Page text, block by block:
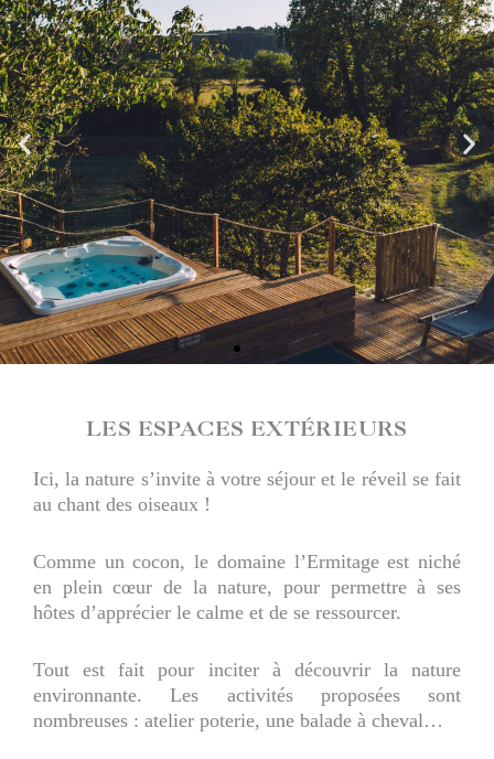
LES ESPACES EXTÉRIEURS
Ici, la nature s’invite à votre séjour et le réveil se fait
au chant des oiseaux !
Comme un cocon, le domaine l’Ermitage est niché
en plein cœur de la nature, pour permettre à ses
hôtes d’apprécier le calme et de se ressourcer.
Tout est fait pour inciter à découvrir la nature
environnante. Les activités proposées sont
nombreuses : atelier poterie, une balade à cheval…